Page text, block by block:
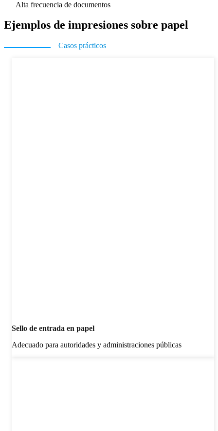
Alta frecuencia de documentos
Ejemplos de impresiones sobre papel
Casos prácticos
Sello de entrada en papel
Adecuado para autoridades y administraciones públicas